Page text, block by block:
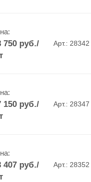
750руб./
Арт.: 28342
150руб./
Арт.: 28347
407руб./
Арт.: 28352